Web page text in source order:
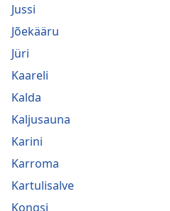
Jussi
Jõekääru
Jüri
Kaareli
Kalda
Kaljusauna
Karini
Karroma
Kartulisalve
Kongsi